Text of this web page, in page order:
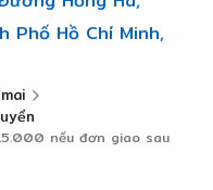
Phố Hồ Chí Minh,
nếu đơn giao sau